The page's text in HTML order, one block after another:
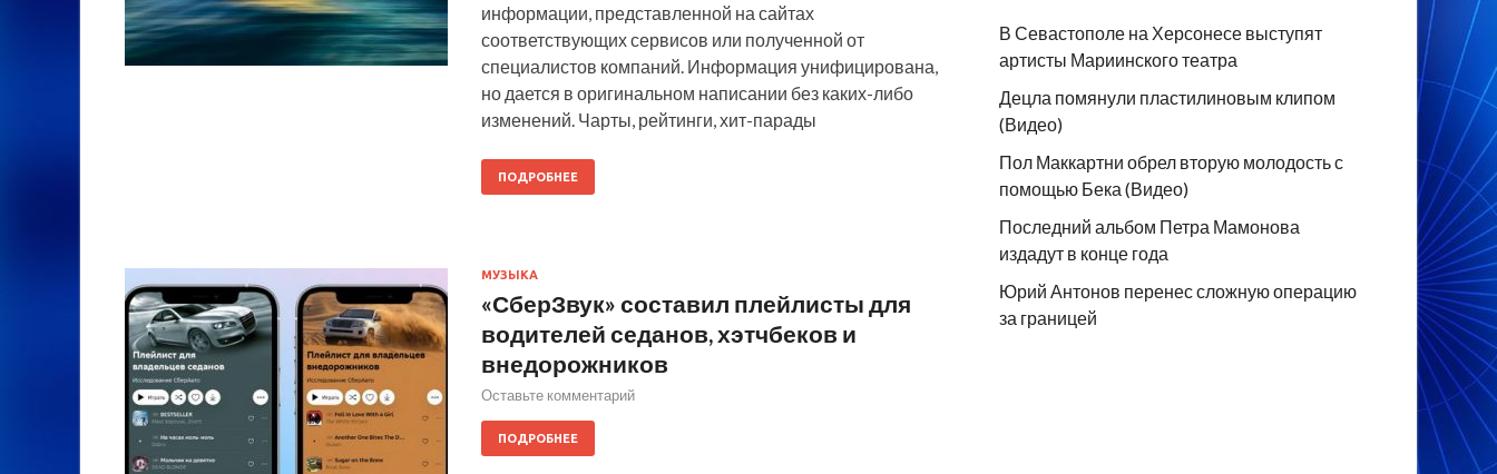
информации, представленной на сайтах
соответствующих сервисов или полученной от
специалистов компаний. Информация унифицирована,
но дается в оригинальном написании без каких-либо
изменений. Чарты, рейтинги, хит-парады
ПОДРОБНЕЕ
МУЗЫКА
«СберЗвук» составил плейлисты для
водителей седанов, хэтчбеков и
внедорожников
Оставьте комментарий
ПОДРОБНЕЕ
В Севастополе на Херсонесе выступят
артисты Мариинского театра
Децла помянули пластилиновым клипом
(Видео)
Пол Маккартни обрел вторую молодость с
помощью Бека (Видео)
Последний альбом Петра Мамонова
издадут в конце года
Юрий Антонов перенес сложную операцию
за границей